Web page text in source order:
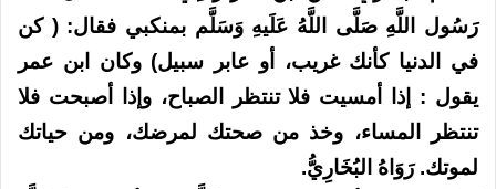
رَسُول اللَّهِ صَلَّى اللَّهُ عَلَيهِ وَسَلَّم بمنكبي فقال: ( كن
في الدنيا كأنك غريب، أو عابر سبيل) وكان ابن عمر
يقول : إذا أمسيت فلا تنتظر الصباح، وإذا أصبحت فلا
تنتظر المساء، وخذ من صحتك لمرضك، ومن حياتك
لموتك. رَوَاهُ البُخَارِيُّ.